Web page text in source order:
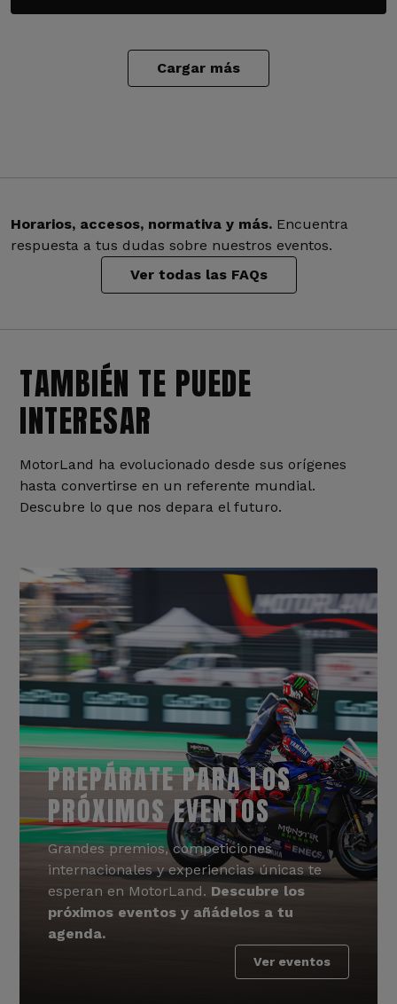
Cargar más
Horarios, accesos, normativa y más. Encuentra
respuesta a tus dudas sobre nuestros eventos.
Ver todas las FAQs
TAMBIÉN TE PUEDE
INTERESAR
MotorLand ha evolucionado desde sus orígenes
hasta convertirse en un referente mundial.
Descubre lo que nos depara el futuro.
PREPÁRATE PARA LOS
PRÓXIMOS EVENTOS
Grandes premios, competiciones
internacionales y experiencias únicas te
esperan en MotorLand. Descubre los
próximos eventos y añádelos a tu
agenda.
Ver eventos